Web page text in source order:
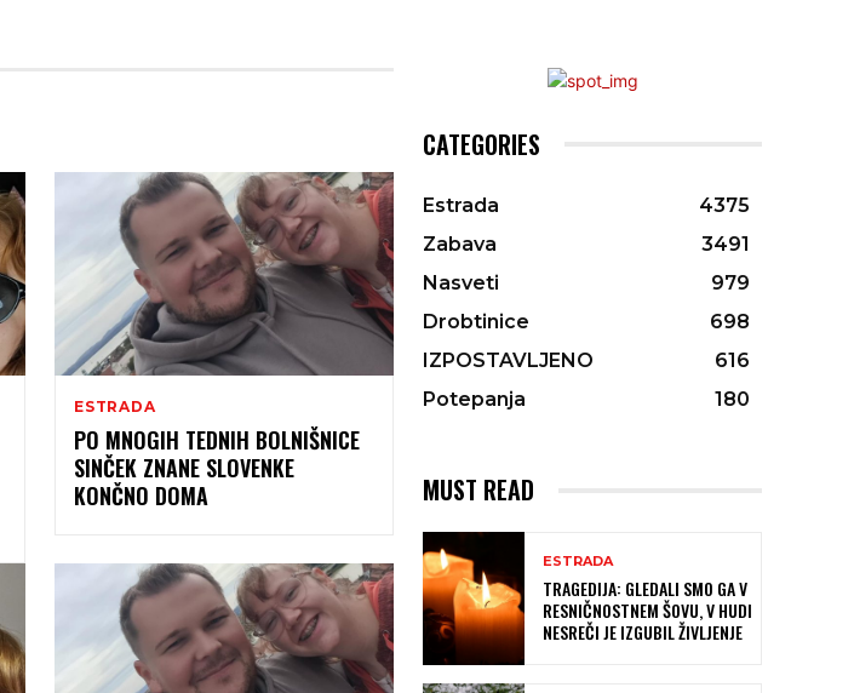
ESTRADA
PO MNOGIH TEDNIH BOLNIŠNICE
SINČEK ZNANE SLOVENKE
KONČNO DOMA
CATEGORIES
Estrada
4375
Zabava
3491
Nasveti
979
Drobtinice
698
IZPOSTAVLJENO
616
Potepanja
180
MUST READ
ESTRADA
TRAGEDIJA: GLEDALI SMO GA V
RESNIČNOSTNEM ŠOVU, V HUDI
NESREČI JE IZGUBIL ŽIVLJENJE